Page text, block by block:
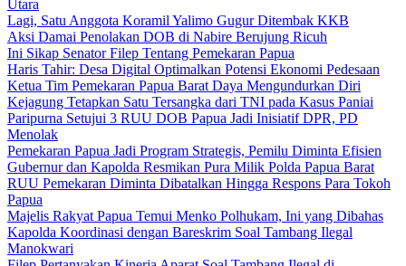
Utara
Lagi, Satu Anggota Koramil Yalimo Gugur Ditembak KKB
Aksi Damai Penolakan DOB di Nabire Berujung Ricuh
Ini Sikap Senator Filep Tentang Pemekaran Papua
Haris Tahir: Desa Digital Optimalkan Potensi Ekonomi Pedesaan
Ketua Tim Pemekaran Papua Barat Daya Mengundurkan Diri
Kejagung Tetapkan Satu Tersangka dari TNI pada Kasus Paniai
Paripurna Setujui 3 RUU DOB Papua Jadi Inisiatif DPR, PD
Menolak
Pemekaran Papua Jadi Program Strategis, Pemilu Diminta Efisien
Gubernur dan Kapolda Resmikan Pura Milik Polda Papua Barat
RUU Pemekaran Diminta Dibatalkan Hingga Respons Para Tokoh
Papua
Majelis Rakyat Papua Temui Menko Polhukam, Ini yang Dibahas
Kapolda Koordinasi dengan Bareskrim Soal Tambang Ilegal
Manokwari